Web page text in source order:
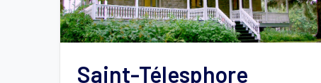
Saint-Télesphore